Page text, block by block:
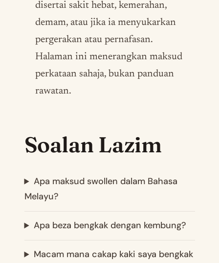
disertai sakit hebat, kemerahan,
demam, atau jika ia menyukarkan
pergerakan atau pernafasan.
Halaman ini menerangkan maksud
perkataan sahaja, bukan panduan
rawatan.
Soalan Lazim
Apa maksud swollen dalam Bahasa
Melayu?
Apa beza bengkak dengan kembung?
Macam mana cakap kaki saya bengkak